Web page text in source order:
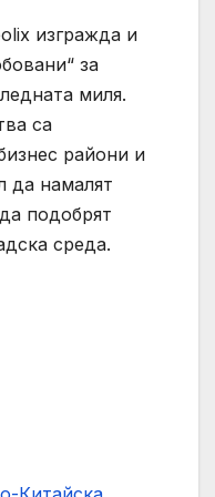
изгражда и
за
миля.
са
райони и
да намалят
подобрят
среда.